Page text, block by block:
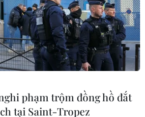
hóa Mông hòa
cộng đồng giữa
phạm trộm đồng hồ đắt
tại Saint-Tropez